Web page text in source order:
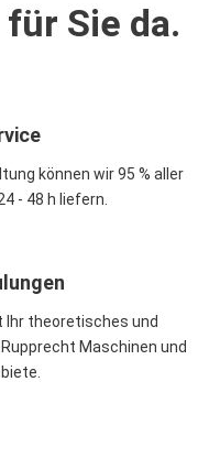
Sie da.
können wir 95 % aller
- 48 h liefern.
theoretisches und
Maschinen und